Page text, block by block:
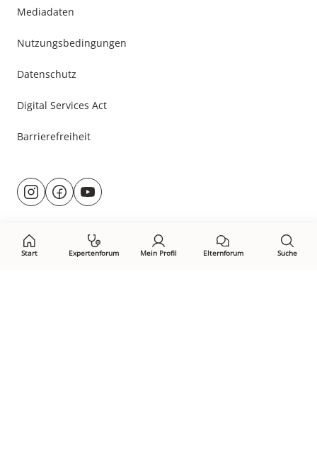
Start Expertenforum Mein Profil Elternforum Suche
Mediadaten
Nutzungsbedingungen
Datenschutz
Digital Services Act
Barrierefreiheit
Besuche
uns@rund.ums.baby
facebook.com/rundumsbaby.de
youtube.com/@rundumsbaby_